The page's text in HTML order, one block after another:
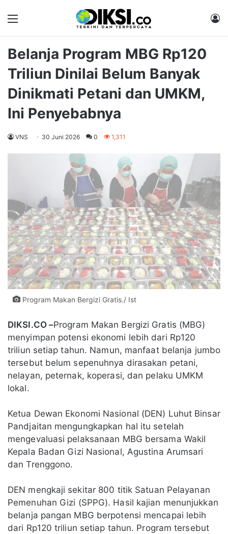
Menu
Belanja Program MBG Rp120
Triliun Dinilai Belum Banyak
Dinikmati Petani dan UMKM,
Ini Penyebabnya
VNS 30 Juni 2026 0 1,311
Program Makan Bergizi Gratis./ Ist
DIKSI.CO –Program Makan Bergizi Gratis (MBG)
menyimpan potensi ekonomi lebih dari Rp120
triliun setiap tahun. Namun, manfaat belanja jumbo
tersebut belum sepenuhnya dirasakan petani,
nelayan, peternak, koperasi, dan pelaku UMKM
lokal.
Ketua Dewan Ekonomi Nasional (DEN) Luhut Binsar
Pandjaitan mengungkapkan hal itu setelah
mengevaluasi pelaksanaan MBG bersama Wakil
Kepala Badan Gizi Nasional, Agustina Arumsari
dan Trenggono.
DEN mengkaji sekitar 800 titik Satuan Pelayanan
Pemenuhan Gizi (SPPG). Hasil kajian menunjukkan
belanja pangan MBG berpotensi mencapai lebih
dari Rp120 triliun setiap tahun. Program tersebut